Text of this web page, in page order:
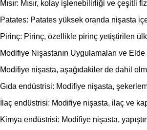
Mısır: Mısır, kolay işlenebilirliği ve
Patates: Patates yüksek oranda nişasta
Pirinç: Pirinç, özellikle pirinç yetiştirilen
Modifiye Nişastanın Uygulamaları ve
Modifiye nişasta, aşağıdakiler de dahil
Gıda endüstrisi: Modifiye nişasta,
İlaç endüstrisi: Modifiye nişasta, ilaç ve
Kimya endüstrisi: Modifiye nişasta,